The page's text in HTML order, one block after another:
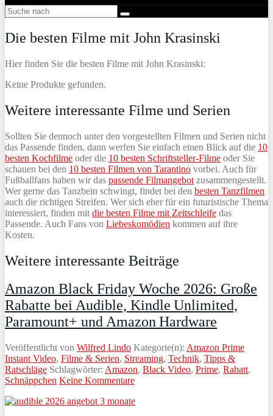
Die besten Filme mit John Krasinski
Hier finden Sie die besten Filme mit John Krasinski:
Keine Produkte gefunden.
Weitere interessante Filme und Serien
Sollten Sie dennoch unter den vorgestellten Filmen und Serien nicht
das Passende finden, dann werfen Sie einfach einen Blick auf die 10
besten Kochfilme oder die 10 besten Schriftsteller-Filme oder Sie
schauen bei den 10 besten Filmen von Tarantino vorbei. Auch für
Fußballfans haben wir das passende Filmangebot zusammengestellt.
Wer gerne das Tanzbein schwingt, findet bei den besten Tanzfilmen
auch die richtigen Streifen. Wer sich eher für ein futuristische Thema
interessiert, finden mit die besten Filme mit Zeitschleife das
Passende. Auch Fans von Liebeskomödien kommen auf ihre
Kosten.
Weitere interessante Beiträge
Amazon Black Friday Woche 2026: Große
Rabatte bei Audible, Kindle Unlimited,
Paramount+ und Amazon Hardware
Veröffentlicht von Wilfred Lindo Kategorie(n): Amazon Prime
Instant Video, Filme & Serien, Streaming, Technik, Tipps &
Ratschläge Schlagwörter: Amazon, Black Video, Prime, Rabatt,
Schnäppchen Keine Kommentare